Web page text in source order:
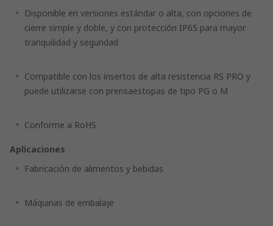
Disponible en versiones estándar o alta, con opciones de
cierre simple y doble, y con protección IP65 para mayor
tranquilidad y seguridad
Compatible con los insertos de alta resistencia RS PRO y
puede utilizarse con prensaestopas de tipo PG o M
Conforme a RoHS
Aplicaciones
Fabricación de alimentos y bebidas
Máquinas de embalaje